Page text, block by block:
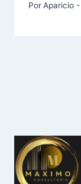
PorAparicio